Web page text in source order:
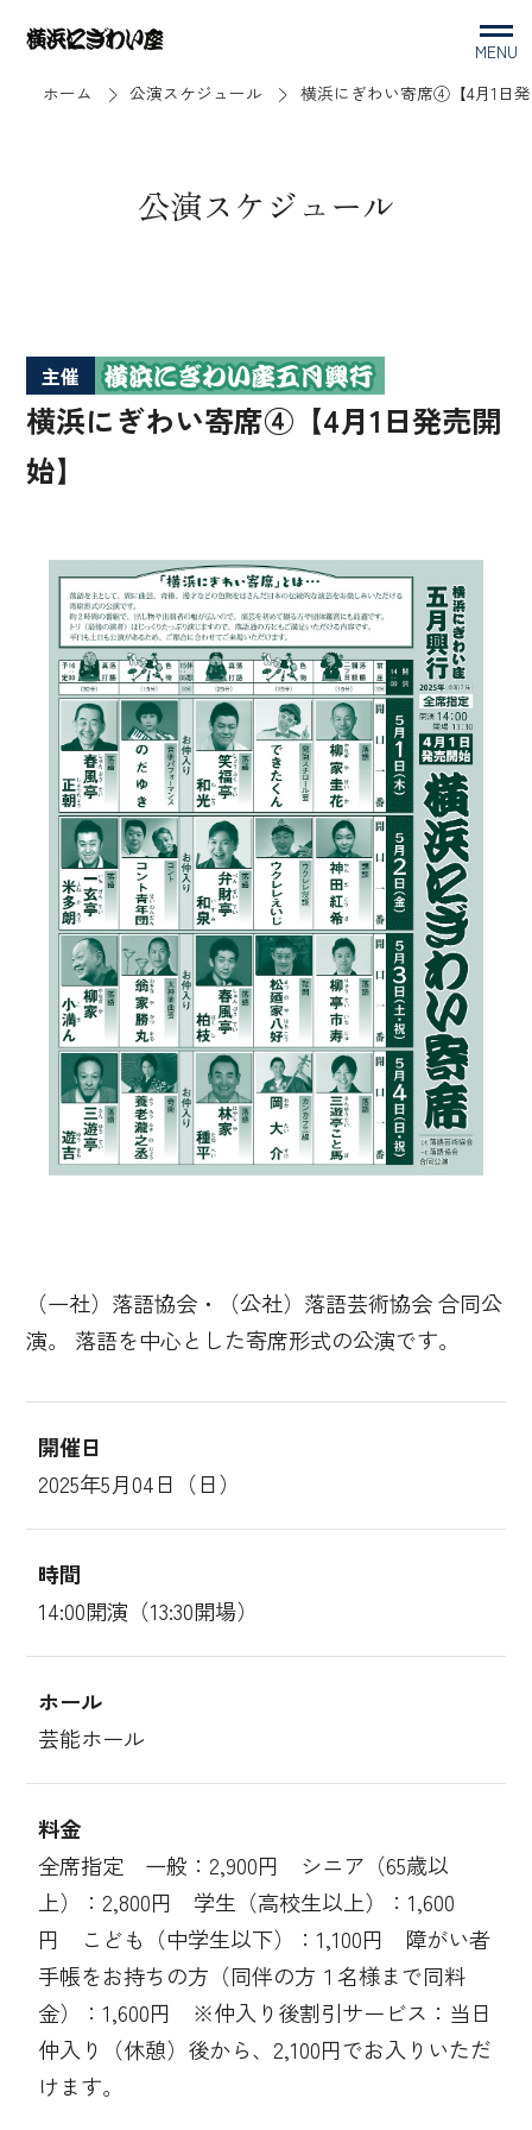
MENU
ホーム
公演スケジュール 横浜にぎわい寄席④【4月1日
公演スケジュール
主催
横浜にぎわい寄席④【4月1日発売開
始】
（一社）落語協会・（公社）落語芸術協会 合同公
演。 落語を中心とした寄席形式の公演です。
開催日
2025年5月04日（日）
時間
14:00開演（13:30開場）
ホール
芸能ホール
料金
全席指定 一般：2,900円 シニア（65歳以
上）：2,800円 学生（高校生以上）：1,600
円 こども（中学生以下）：1,100円 障がい者
手帳をお持ちの方（同伴の方１名様まで同料
金）：1,600円 ※仲入り後割引サービス：当日
仲入り（休憩）後から、2,100円でお入りいただ
けます。